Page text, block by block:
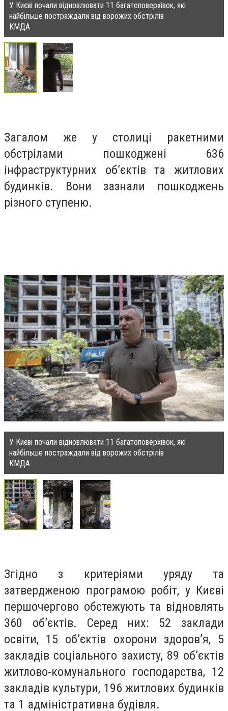
У Києві почали відновлювати 11 багатоповерхівок, які
найбільше постраждали від ворожих обстрілів
КМДА
Загалом же у столиці ракетними
обстрілами пошкоджені 636
інфраструктурних об’єктів та житлових
будинків. Вони зазнали пошкоджень
різного ступеню.
У Києві почали відновлювати 11 багатоповерхівок, які
найбільше постраждали від ворожих обстрілів
КМДА
Згідно з критеріями уряду та
затвердженою програмою робіт, у Києві
першочергово обстежують та відновлять
360 об’єктів. Серед них: 52 заклади
освіти, 15 об’єктів охорони здоров’я, 5
закладів соціального захисту, 89 об’єктів
житлово-комунального господарства, 12
закладів культури, 196 житлових будинків
та 1 адміністративна будівля.